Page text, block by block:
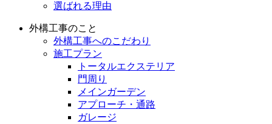
選ばれる理由
外構工事のこと
外構工事へのこだわり
施工プラン
トータルエクステリア
門周り
メインガーデン
アプローチ・通路
ガレージ